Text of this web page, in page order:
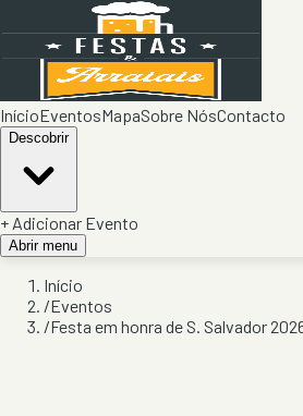
InícioEventosMapaSobre NósContacto
Descobrir
+ Adicionar Evento
Abrir menu
Início
/Eventos
/Festa em honra de S. Salvador